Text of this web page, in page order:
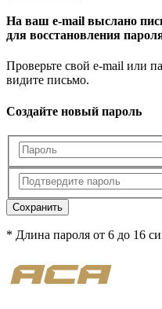
На ваш e-mail выслано
для восстановления
Проверьте свой e-mail или
видите письмо.
Создайте новый пароль
Сохранить
* Длина пароля от 6 до 16